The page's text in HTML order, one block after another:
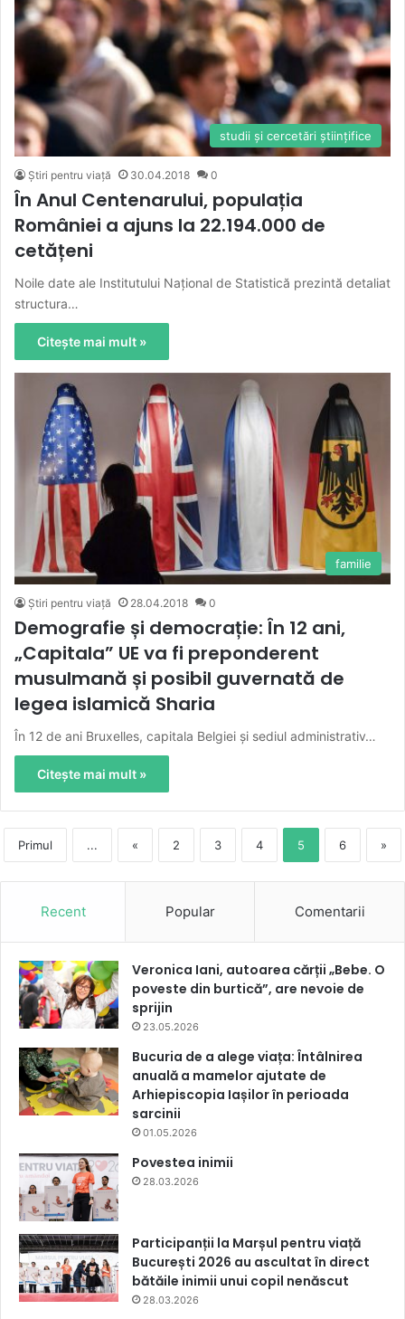
studii şi cercetări ştiinţifice
Știri pentru viață 30.04.2018 0
În Anul Centenarului, populația
României a ajuns la 22.194.000 de
cetățeni
Noile date ale Institutului Național de Statistică prezintă detaliat
structura…
Citește mai mult »
familie
Știri pentru viață 28.04.2018 0
Demografie și democrație: În 12 ani,
„Capitala” UE va fi preponderent
musulmană și posibil guvernată de
legea islamică Sharia
În 12 de ani Bruxelles, capitala Belgiei și sediul administrativ…
Citește mai mult »
Primul ... « 2 3 4 5 6 »
Recent Popular Comentarii
Veronica Iani, autoarea cărții „Bebe. O
poveste din burtică”, are nevoie de
sprijin
23.05.2026
Bucuria de a alege viața: Întâlnirea
anuală a mamelor ajutate de
Arhiepiscopia Iașilor în perioada
sarcinii
01.05.2026
Povestea inimii
28.03.2026
Participanții la Marșul pentru viață
București 2026 au ascultat în direct
bătăile inimii unui copil nenăscut
28.03.2026